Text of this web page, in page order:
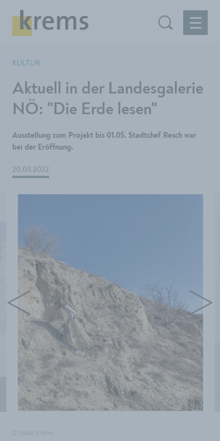
KULTUR
Aktuell in der Landesgalerie
NÖ: "Die Erde lesen"
Ausstellung zum Projekt bis 01.05. Stadtchef Resch war
bei der Eröffnung.
20.03.2022